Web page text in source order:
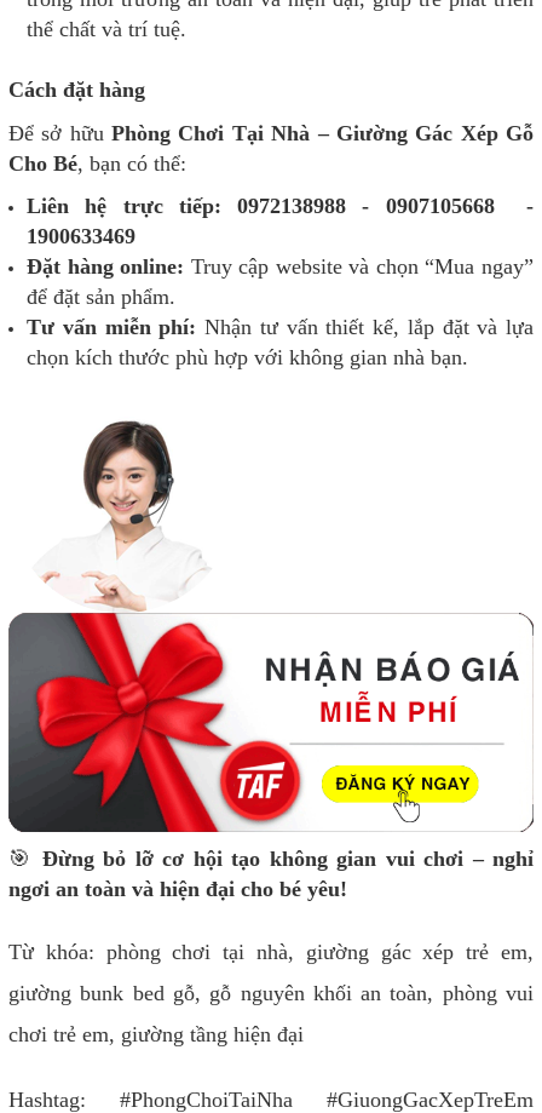
thể chất và trí tuệ.
Cách đặt hàng
Để sở hữuPhòng Chơi Tại Nhà – Giường Gác Xép Gỗ
Cho Bé, bạn có thể:
Liên hệ trực tiếp:
0972138988 - 0907105668 -
1900633469
Đặt hàng online: Truy cập website và chọn “Mua ngay”
để đặt sản phẩm.
Tư vấn miễn phí: Nhận tư vấn thiết kế, lắp đặt và lựa
chọn kích thước phù hợp với không gian nhà bạn.
🎯 Đừng bỏ lỡ cơ hội tạo không gian vui chơi – nghỉ
ngơi an toàn và hiện đại cho bé yêu!
Từ khóa: phòng chơi tại nhà, giường gác xép trẻ em,
giường bunk bed gỗ, gỗ nguyên khối an toàn, phòng vui
chơi trẻ em, giường tầng hiện đại
Hashtag: #PhongChoiTaiNha #GiuongGacXepTreEm